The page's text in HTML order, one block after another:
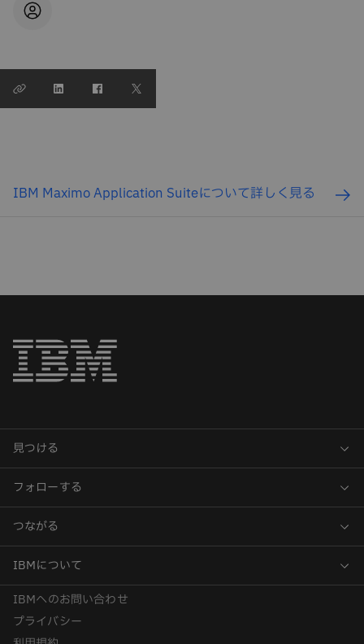
IBM Maximo Application Suiteについて詳しく見る
IBMへのお問い合わせ
プライバシー